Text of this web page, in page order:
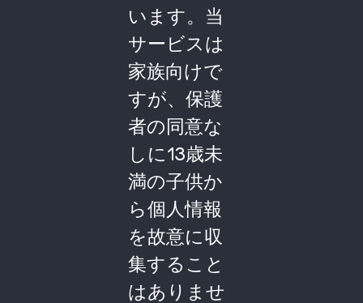
います。当
サービスは
家族向けで
すが、保護
者の同意な
しに13歳未
満の子供か
ら個人情報
を故意に収
集すること
はありませ